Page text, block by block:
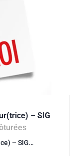
– SIG
– SIG…